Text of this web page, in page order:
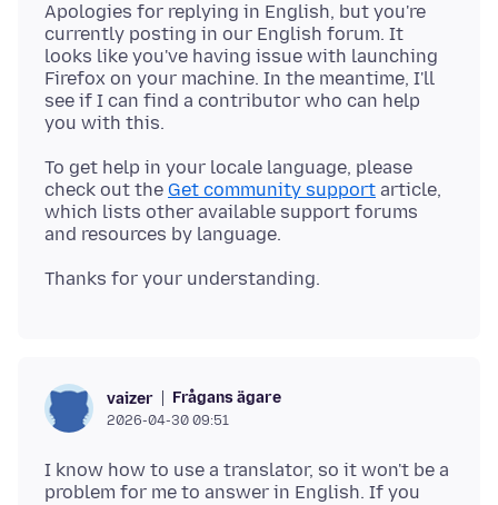
Apologies for replying in English, but you're
currently posting in our English forum. It
looks like you've having issue with launching
Firefox on your machine. In the meantime, I'll
see if I can find a contributor who can help
To get help in your locale language, please
check out the Get community support article,
which lists other available support forums
vaizer Frågans ägare
2026-04-30 09:51
I know how to use a translator, so it won't be a
problem for me to answer in English. If you